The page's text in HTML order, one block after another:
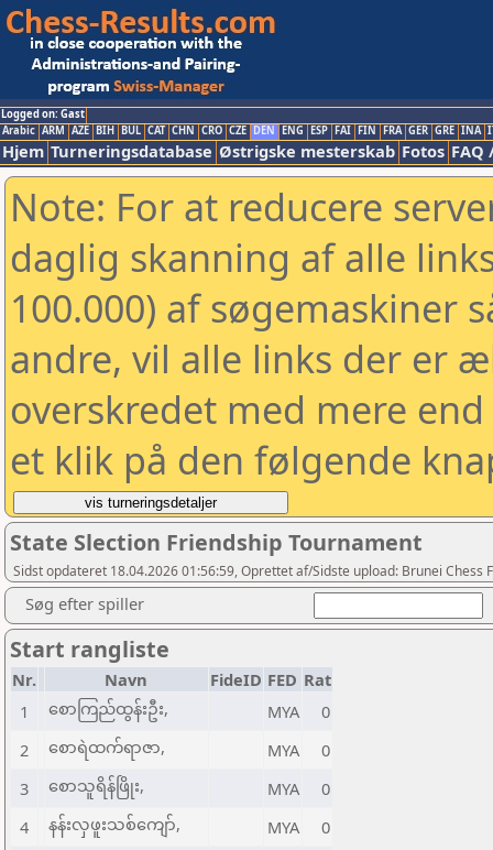
Logged on: Gast
Arabic ARM AZE BIH BUL CAT CHN CRO CZE DEN ENG ESP FAI FIN FRA GER GRE INA
Hjem Turneringsdatabase Østrigske mesterskab Fotos FAQ
Note: For at reducere
daglig skanning af alle
100.000) af søgemaskiner
andre, vil alle links der er
overskredet med mere
et klik på den følgende
State Slection Friendship Tournament
Sidst opdateret 18.04.2026 01:56:59, Oprettet af/Sidste upload: Brunei Chess
Søg efter spiller
Start rangliste
Nr. Navn FideID FED Rat
1
စောကြည်ထွန်းဦး, MYA
0
2
စောရဲထက်ရာဇာ, MYA
0
3
စောသူရိန်ဖြိုး, MYA
0
4
နန်းလှဖူးသစ်ကျော်, MYA
0